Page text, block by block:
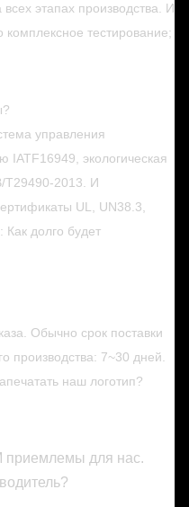
этапах производства. И
комплексное тестирование;
управления
экологическая
T29490-2013. И
UL, UN38.3,
Как долго будет
Обычно срок поставки
производства: 7~30 дней.
наш логотип?
приемлемы для нас.